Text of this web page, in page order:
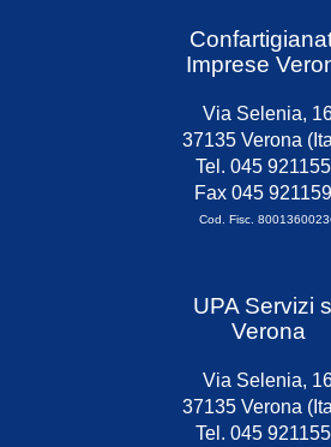
Imprese
Via Selenia,
37135 Verona
Tel. 045
Fax 045
Cod. Fisc.
UPA Servizi
Verona
Via Selenia,
37135 Verona
Tel. 045